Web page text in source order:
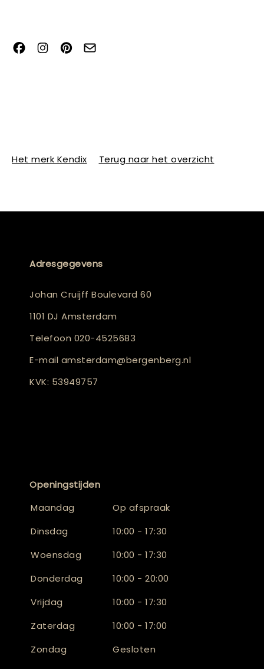
Het merk Kendix Terug naar het overzicht
Adresgegevens
Johan Cruijff Boulevard 60
1101 DJ Amsterdam
Telefoon 020-4525683
E-mail amsterdam@bergenberg.nl
KVK: 53949757
Openingstijden
Maandag
Op afspraak
Dinsdag
10:00 - 17:30
Woensdag
10:00 - 17:30
Donderdag
10:00 - 20:00
Vrijdag
10:00 - 17:30
Zaterdag
10:00 - 17:00
Zondag
Gesloten